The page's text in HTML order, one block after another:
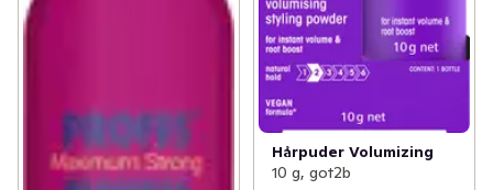
Hårpuder Volumizing
10 g, got2b